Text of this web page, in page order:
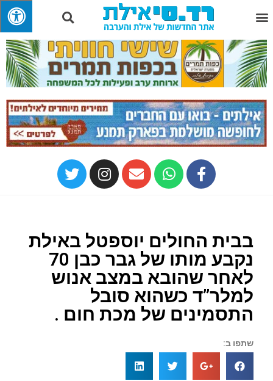
בבית החולים יוספטל באילת
נקבע מותו של גבר כבן 70
לאחר שהובא במצב אנוש
למלר”ד כשהוא סובל
התסמינים של מכת חום .
שתפו ב: